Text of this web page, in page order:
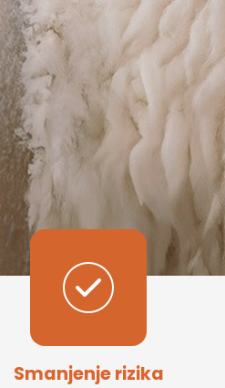
Smanjenje rizika